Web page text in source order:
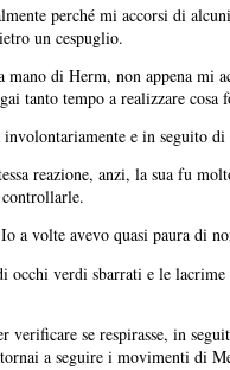
perché mi accorsi di
un cespuglio.
mano di Herm, non appena mi
tanto tempo a realizzare
e in seguito
reazione, anzi, la sua fu
a volte avevo quasi paura di
occhi verdi sbarrati e le
verificare se respirasse, in
a seguire i movimenti di